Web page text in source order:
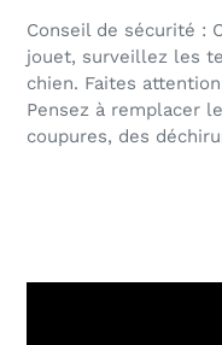
panier
Conseil de sécurité :
jouet, surveillez les
chien. Faites
Pensez à remplacer
coupures, des